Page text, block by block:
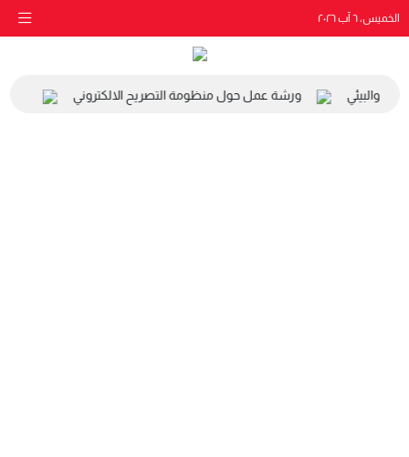
الخميس، ٦ آب ٢٠٢٦
والبيئي ورشة عمل حول منظومة التصريح الالكتروني